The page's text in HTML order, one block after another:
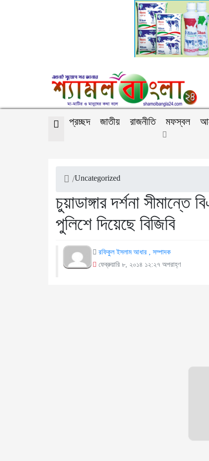
প্রচ্ছদ জাতীয় রাজনীতি মফস্বল
/Uncategorized
চুয়াডাঙ্গার দর্শনা
পুলিশে দিয়েছে বিজিবি
রফিকুল ইসলাম আধার , সম্পাদক
ফেব্রুয়ারি ৮, ২০১৪ ১২:২৭ অপরাহ্ণ